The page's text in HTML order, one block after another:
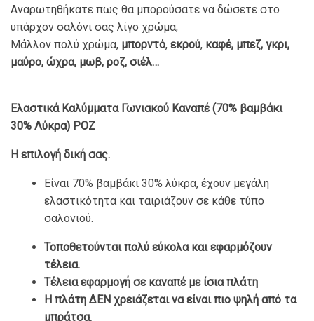
Αναρωτηθήκατε πως θα μπορούσατε να δώσετε στο
υπάρχον σαλόνι σας λίγο χρώμα;
Μάλλον πολύ χρώμα, μπορντό, εκρού, καφέ, μπεζ, γκρι,
μαύρο, ώχρα, μωβ, ροζ, σιέλ…
Ελαστικά Καλύμματα Γωνιακού Καναπέ (70% βαμβάκι
30% Λύκρα) ΡΟΖ
Η επιλογή δική σας.
Είναι 70% βαμβάκι 30% λύκρα, έχουν μεγάλη
ελαστικότητα και ταιριάζουν σε κάθε τύπο
σαλονιού.
Τοποθετούνται πολύ εύκολα και εφαρμόζουν
τέλεια.
Τέλεια εφαρμογή σε καναπέ με ίσια πλάτη
Η πλάτη ΔΕΝ χρειάζεται να είναι πιο ψηλή από τα
μπράτσα.